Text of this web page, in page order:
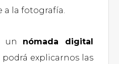
a la fotografía.
un nómada digital
explicarnos las